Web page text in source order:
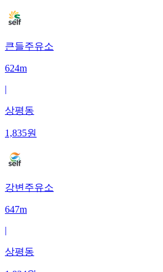
큰들주유소
624m
|
상평동
1,835원
강변주유소
647m
|
상평동